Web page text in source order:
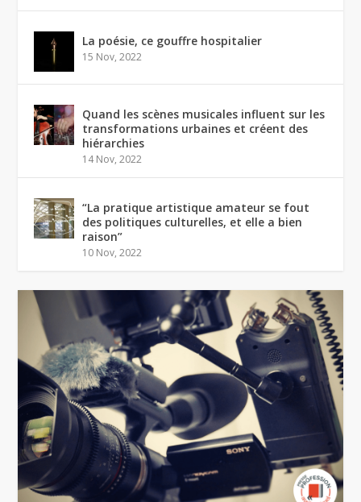
La poésie, ce gouffre hospitalier
15 Nov, 2022
Quand les scènes musicales influent sur les
transformations urbaines et créent des
hiérarchies
14 Nov, 2022
“La pratique artistique amateur se fout
des politiques culturelles, et elle a bien
raison”
10 Nov, 2022